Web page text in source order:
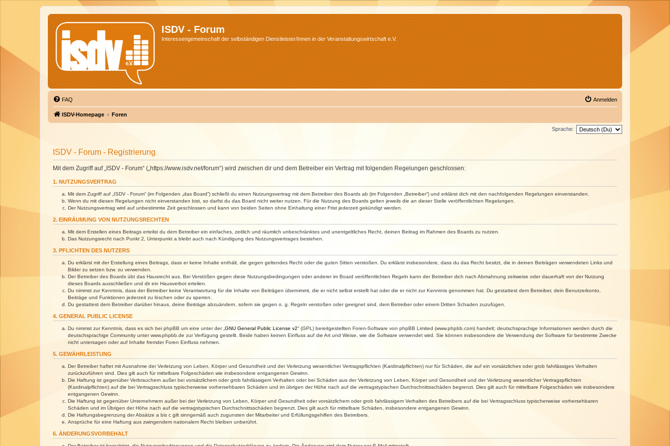
ISDV - Forum
Interessengemeinschaft der selbständigen Dienstleister/Innen in der Veranstaltungswirtschaft e.V.
FAQ Anmelden
ISDV-Homepage Foren
Sprache:
ISDV - Forum - Registrierung
Mit dem Zugriff auf „ISDV - Forum“ („https://www.isdv.net/forum“) wird zwischen dir und dem Betreiber ein Vertrag mit folgenden Regelungen geschlossen:
1. NUTZUNGSVERTRAG
Mit dem Zugriff auf „ISDV - Forum“ (im Folgenden „das Board“) schließt du einen Nutzungsvertrag mit dem Betreiber des Boards ab (im Folgenden „Betreiber“) und erklärst dich mit den nachfolgenden Regelungen einverstanden.
Wenn du mit diesen Regelungen nicht einverstanden bist, so darfst du das Board nicht weiter nutzen. Für die Nutzung des Boards gelten jeweils die an dieser Stelle veröffentlichten Regelungen.
Der Nutzungsvertrag wird auf unbestimmte Zeit geschlossen und kann von beiden Seiten ohne Einhaltung einer Frist jederzeit gekündigt werden.
2. EINRÄUMUNG VON NUTZUNGSRECHTEN
Mit dem Erstellen eines Beitrags erteilst du dem Betreiber ein einfaches, zeitlich und räumlich unbeschränktes und unentgeltliches Recht, deinen Beitrag im Rahmen des Boards zu nutzen.
Das Nutzungsrecht nach Punkt 2, Unterpunkt a bleibt auch nach Kündigung des Nutzungsvertrages bestehen.
3. PFLICHTEN DES NUTZERS
Du erklärst mit der Erstellung eines Beitrags, dass er keine Inhalte enthält, die gegen geltendes Recht oder die guten Sitten verstoßen. Du erklärst insbesondere, dass du das Recht besitzt, die in deinen Beiträgen verwendeten Links und
Bilder zu setzen bzw. zu verwenden.
Der Betreiber des Boards übt das Hausrecht aus. Bei Verstößen gegen diese Nutzungsbedingungen oder anderer im Board veröffentlichten Regeln kann der Betreiber dich nach Abmahnung zeitweise oder dauerhaft von der Nutzung
dieses Boards ausschließen und dir ein Hausverbot erteilen.
Du nimmst zur Kenntnis, dass der Betreiber keine Verantwortung für die Inhalte von Beiträgen übernimmt, die er nicht selbst erstellt hat oder die er nicht zur Kenntnis genommen hat. Du gestattest dem Betreiber, dein Benutzerkonto,
Beiträge und Funktionen jederzeit zu löschen oder zu sperren.
Du gestattest dem Betreiber darüber hinaus, deine Beiträge abzuändern, sofern sie gegen o. g. Regeln verstoßen oder geeignet sind, dem Betreiber oder einem Dritten Schaden zuzufügen.
4. GENERAL PUBLIC LICENSE
Du nimmst zur Kenntnis, dass es sich bei phpBB um eine unter der „ GNU General Public License v2“ (GPL) bereitgestellten Foren-Software von phpBB Limited (www.phpbb.com) handelt; deutschsprachige Informationen werden durch die
deutschsprachige Community unter www.phpbb.de zur Verfügung gestellt. Beide haben keinen Einfluss auf die Art und Weise, wie die Software verwendet wird. Sie können insbesondere die Verwendung der Software für bestimmte Zwecke
nicht untersagen oder auf Inhalte fremder Foren Einfluss nehmen.
5. GEWÄHRLEISTUNG
Der Betreiber haftet mit Ausnahme der Verletzung von Leben, Körper und Gesundheit und der Verletzung wesentlicher Vertragspflichten (Kardinalpflichten) nur für Schäden, die auf ein vorsätzliches oder grob fahrlässiges Verhalten
zurückzuführen sind. Dies gilt auch für mittelbare Folgeschäden wie insbesondere entgangenen Gewinn.
Die Haftung ist gegenüber Verbrauchern außer bei vorsätzlichem oder grob fahrlässigem Verhalten oder bei Schäden aus der Verletzung von Leben, Körper und Gesundheit und der Verletzung wesentlicher Vertragspflichten
(Kardinalpflichten) auf die bei Vertragsschluss typischerweise vorhersehbaren Schäden und im übrigen der Höhe nach auf die vertragstypischen Durchschnittsschäden begrenzt. Dies gilt auch für mittelbare Folgeschäden wie insbesondere
entgangenen Gewinn.
Die Haftung ist gegenüber Unternehmern außer bei der Verletzung von Leben, Körper und Gesundheit oder vorsätzlichem oder grob fahrlässigem Verhalten des Betreibers auf die bei Vertragsschluss typischerweise vorhersehbaren
Schäden und im Übrigen der Höhe nach auf die vertragstypischen Durchschnittsschäden begrenzt. Dies gilt auch für mittelbare Schäden, insbesondere entgangenen Gewinn.
Die Haftungsbegrenzung der Absätze a bis c gilt sinngemäß auch zugunsten der Mitarbeiter und Erfüllungsgehilfen des Betreibers.
Ansprüche für eine Haftung aus zwingendem nationalem Recht bleiben unberührt.
6. ÄNDERUNGSVORBEHALT